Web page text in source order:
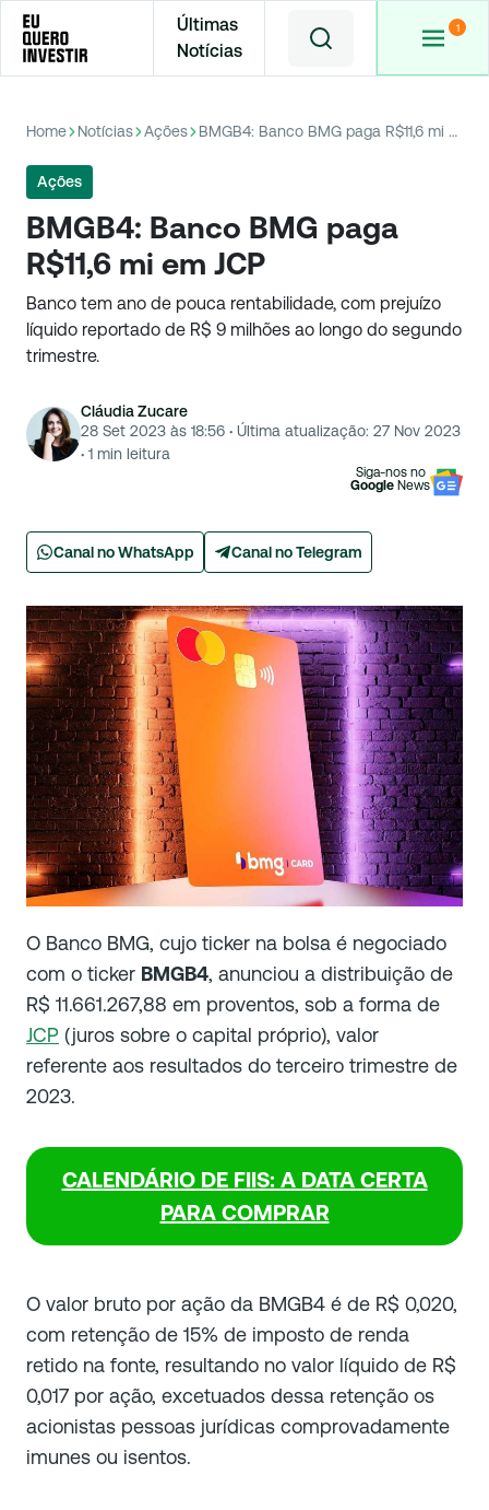
Últimas
Notícias
Home Notícias Ações BMGB4: Banco BMG paga R$11,6 mi em JCP
Ações
BMGB4: Banco BMG paga
R$11,6 mi em JCP
Banco tem ano de pouca rentabilidade, com prejuízo
líquido reportado de R$ 9 milhões ao longo do segundo
trimestre.
Cláudia Zucare
28 Set 2023 às 18:56 · Última atualização: 27 Nov 2023
· 1 min leitura
Siga-nos no
Google News
Canal no WhatsApp Canal no Telegram
O Banco BMG, cujo ticker na bolsa é negociado
com o ticker BMGB4, anunciou a distribuição de
R$ 11.661.267,88 em proventos, sob a forma de
JCP (juros sobre o capital próprio), valor
referente aos resultados do terceiro trimestre de
2023.
CALENDÁRIO DE FIIS: A DATA CERTA
PARA COMPRAR
O valor bruto por ação da BMGB4 é de R$ 0,020,
com retenção de 15% de imposto de renda
retido na fonte, resultando no valor líquido de R$
0,017 por ação, excetuados dessa retenção os
acionistas pessoas jurídicas comprovadamente
imunes ou isentos.